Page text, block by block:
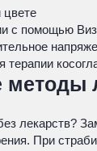
цвете
с помощью
методы
лекарств?
При